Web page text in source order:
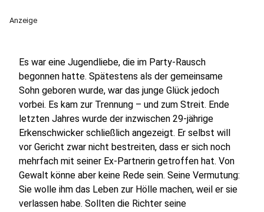
Anzeige
Es war eine Jugendliebe, die im Party-Rausch
begonnen hatte. Spätestens als der gemeinsame
Sohn geboren wurde, war das junge Glück jedoch
vorbei. Es kam zur Trennung – und zum Streit. Ende
letzten Jahres wurde der inzwischen 29-jährige
Erkenschwicker schließlich angezeigt. Er selbst will
vor Gericht zwar nicht bestreiten, dass er sich noch
mehrfach mit seiner Ex-Partnerin getroffen hat. Von
Gewalt könne aber keine Rede sein. Seine Vermutung:
Sie wolle ihm das Leben zur Hölle machen, weil er sie
verlassen habe. Sollten die Richter seine